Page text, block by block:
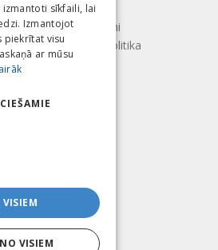
Kontakti
Lietošanas noteikumi
Konfidencialitātes politika
mūs
LITHUANIAN
ESTONIAN
sīkfaili, lai
Izmantojot
piekrītat visu
ar mūsu
VISIEM
VISIEM